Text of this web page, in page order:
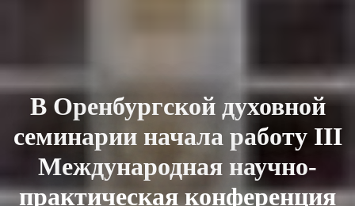
В Оренбургской духовной
семинарии начала работу III
Международная научно-
практическая конференция